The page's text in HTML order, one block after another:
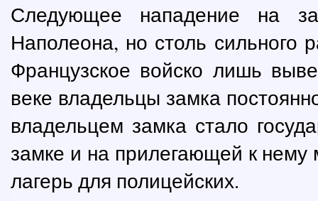
Следующее нападение на
Наполеона, но столь сильного
Французское войско лишь
веке владельцы замка
владельцем замка стало
замке и на прилегающей к нему
лагерь для полицейских.